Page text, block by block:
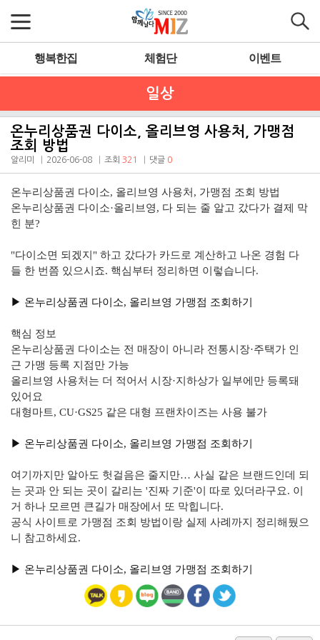
행복한집 체험단 이벤트
일상
온누리상품권 다이소, 올리브영 사용처, 가맹점
조회 방법
알리미 2026-06-08 조회 321 댓글 0
온누리상품권 다이소, 올리브영 사용처, 가맹점 조회 방법
온누리상품권 다이소·올리브영, 다 되는 줄 알고 갔다가 결제 막
힌 분?
"다이소면 되겠지" 하고 갔다가 카드로 계산하고 나온 경험 다
들 한 번쯤 있으시죠. 핵심부터 정리하면 이렇습니다.
▶︎ 온누리상품권 다이소, 올리브영 가맹점 조회하기
핵심 정보
온누리상품권 다이소는 전 매장이 아니라 전통시장·주택가 인
근 가맹 등록 지점만 가능
올리브영 사용처는 더 적어서 시장·지하상가 일부에만 등록돼
있어요
대형마트, CU·GS25 같은 대형 프랜차이즈는 사용 불가
▶︎ 온누리상품권 다이소, 올리브영 가맹점 조회하기
여기까지만 알아도 헛걸음은 줄지만… 사실 같은 브랜드인데 되
는 곳과 안 되는 곳이 갈리는 '진짜 기준'이 따로 있더라구요. 이
거 하나 모르면 큰길가 매장에서 또 막힙니다.
공식 사이트로 가맹점 조회 방법이랑 실제 사례까지 정리해뒀으
니 참고하세요.
▶︎ 온누리상품권 다이소, 올리브영 가맹점 조회하기